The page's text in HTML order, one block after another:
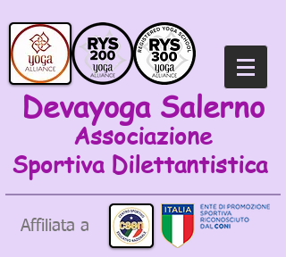
Devayoga Salerno
Associazione
Sportiva Dilettantistica
Affiliata a